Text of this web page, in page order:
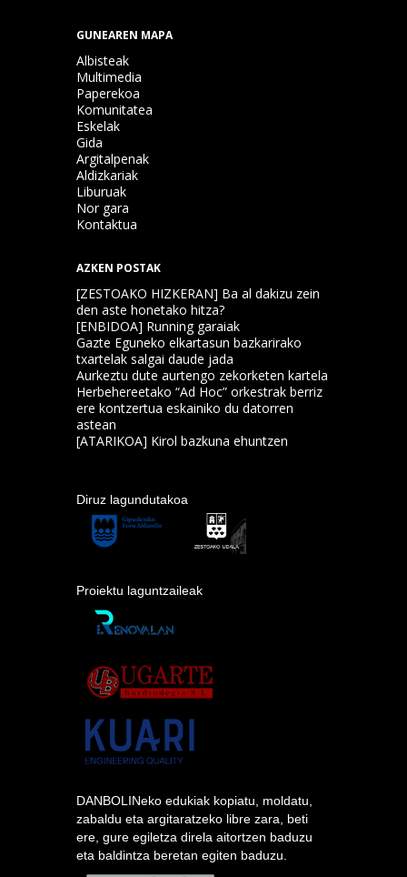
GUNEAREN MAPA
Albisteak
Multimedia
Paperekoa
Komunitatea
Eskelak
Gida
Argitalpenak
Aldizkariak
Liburuak
Nor gara
Kontaktua
AZKEN POSTAK
[ZESTOAKO HIZKERAN] Ba al dakizu zein
den aste honetako hitza?
[ENBIDOA] Running garaiak
Gazte Eguneko elkartasun bazkarirako
txartelak salgai daude jada
Aurkeztu dute aurtengo zekorketen kartela
Herbehereetako “Ad Hoc” orkestrak berriz
ere kontzertua eskainiko du datorren
astean
[ATARIKOA] Kirol bazkuna ehuntzen
Diruz lagundutakoa
Proiektu laguntzaileak
DANBOLINeko edukiak kopiatu, moldatu,
zabaldu eta argitaratzeko libre zara, beti
ere, gure egiletza direla aitortzen baduzu
eta baldintza beretan egiten baduzu.